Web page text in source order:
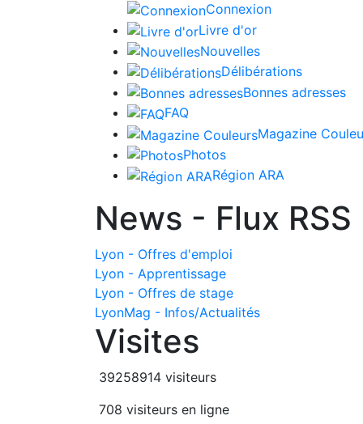
Connexion
Livre d'or
Nouvelles
Délibérations
Bonnes adresses
FAQ
Magazine
Photos
Région ARA
News - Flux RSS
Lyon - Offres d'emploi
Lyon - Apprentissage
Lyon - Offres de stage
LyonMag - Infos/Actualités
Visites
39258914 visiteurs
708 visiteurs en ligne